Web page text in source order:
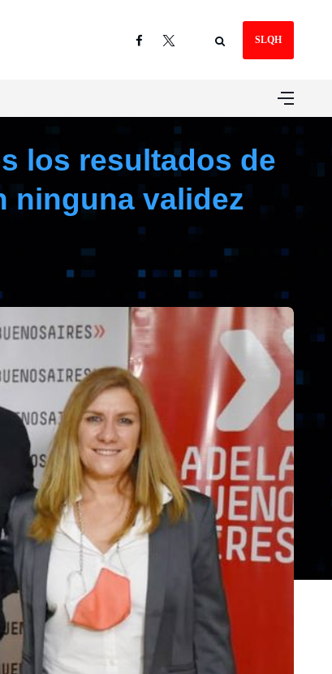
SLQH
los resultados de
ninguna validez